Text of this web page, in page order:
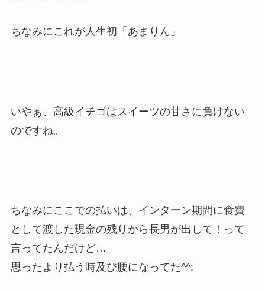
ちなみにこれが人生初「あまりん」
いやぁ、高級イチゴはスイーツの甘さに負けない
のですね。
ちなみにここでの払いは、インターン期間に食費
として渡した現金の残りから長男が出して！って
言ってたんだけど…
思ったより払う時及び腰になってた^^;